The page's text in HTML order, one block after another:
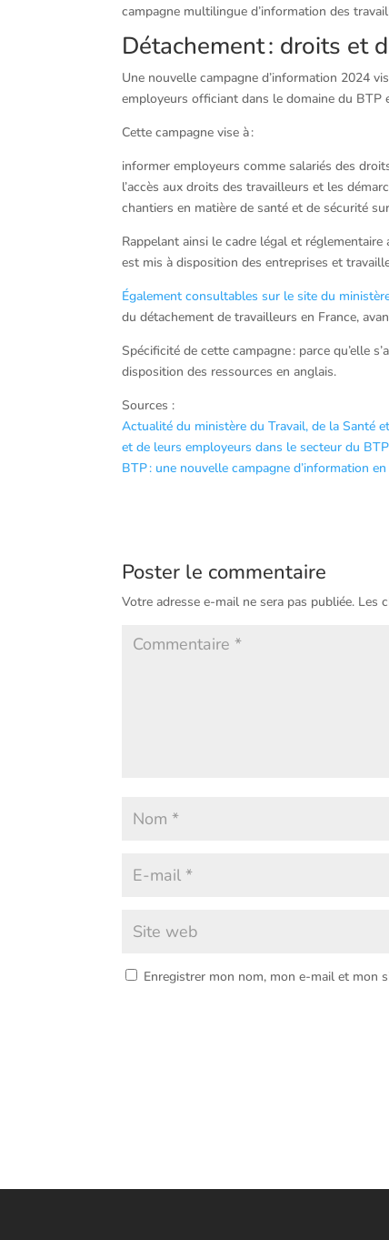
campagne multilingue d’information des
Détachement : droits et
Une nouvelle campagne d’information 2024
employeurs officiant dans le domaine du BTP
Cette campagne vise à :
informer employeurs comme salariés des
l’accès aux droits des travailleurs et les
chantiers en matière de santé et de sécurité
Rappelant ainsi le cadre légal et
est mis à disposition des entreprises et
Également consultables sur le site du
du détachement de travailleurs en France,
Spécificité de cette campagne : parce qu’elle
disposition des ressources en anglais.
Sources :
Actualité du ministère du Travail, de la Santé
et de leurs employeurs dans le secteur du
BTP : une nouvelle campagne d’information
Poster le commentaire
Votre adresse e-mail ne sera pas publiée. Les
Enregistrer mon nom, mon e-mail et mon